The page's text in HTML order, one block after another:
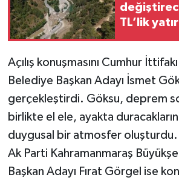
TL’lik
Açılış konuşmasını Cumhur
Belediye Başkan Adayı İsmet
gerçekleştirdi. Göksu, deprem
birlikte el ele, ayakta
duygusal bir atmosfer oluşturdu.
Ak Parti Kahramanmaraş
Başkan Adayı Fırat Görgel ise
TEKNOLOJİ
KÜLTÜR SANAT